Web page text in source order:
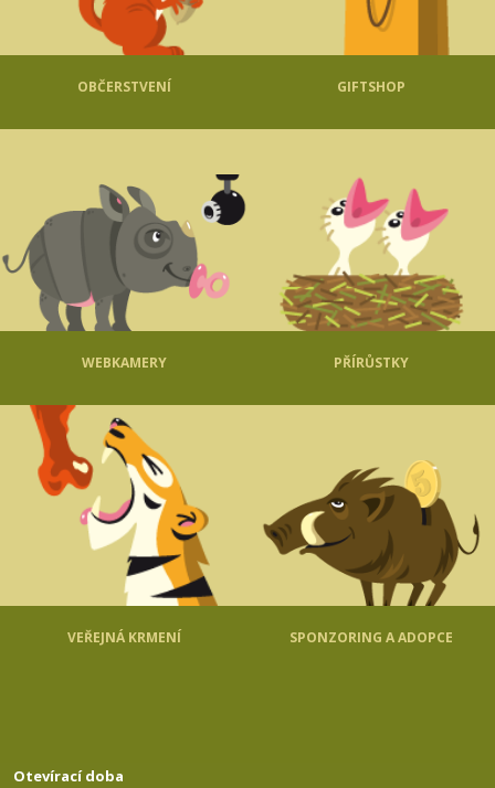
OBČERSTVENÍ GIFTSHOP
WEBKAMERY PŘÍRŮSTKY
VEŘEJNÁ KRMENÍ SPONZORING A ADOPCE
Otevírací doba